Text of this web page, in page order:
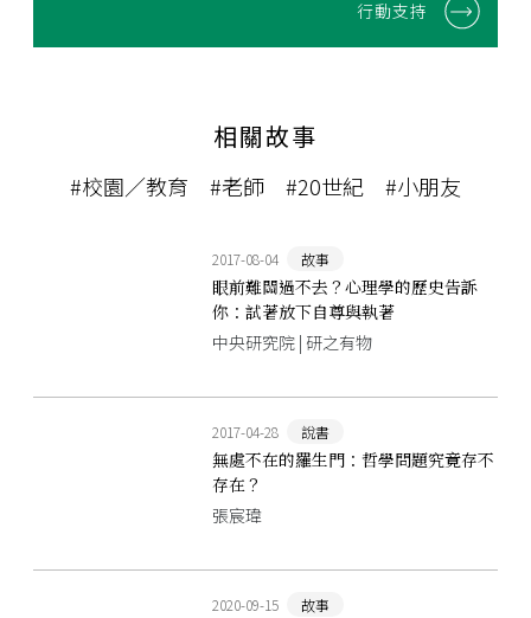
行動支持
相關故事
#校園／教育 #老師 #20世紀 #小朋友
2017-08-04 故事
眼前難關過不去？心理學的歷史告訴
你：試著放下自尊與執著
中央研究院 | 研之有物
2017-04-28 說書
無處不在的羅生門：哲學問題究竟存不
存在？
張宸瑋
2020-09-15 故事